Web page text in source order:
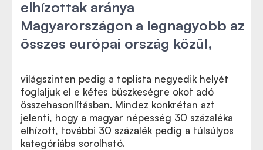
elhízottak aránya
Magyarországon a legnagyobb az
összes európai ország közül,
világszinten pedig a toplista negyedik helyét
foglaljuk el e kétes büszkeségre okot adó
összehasonlításban. Mindez konkrétan azt
jelenti, hogy a magyar népesség 30 százaléka
elhízott, további 30 százalék pedig a túlsúlyos
kategóriába sorolható.